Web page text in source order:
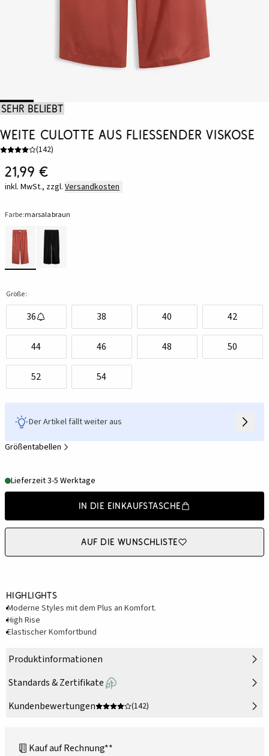
Sehr beliebt
Weite Culotte aus fließender Viskose
(142)
21,99 €
inkl. MwSt., zzgl. Versandkosten
Farbe:marsalabraun
Größe:
36 38 40 42
44 46 48 50
52 54
Der Artikel fällt weiter aus
Größentabellen
Lieferzeit 3-5 Werktage
In die Einkaufstasche
Auf die Wunschliste
Highlights
Moderne Styles mit dem Plus an Komfort.
High Rise
Elastischer Komfortbund
Produktinformationen
Standards & Zertifikate
Kundenbewertungen
(142)
Kauf auf Rechnung**